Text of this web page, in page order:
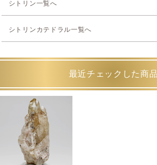
シトリン一覧へ
シトリンカテドラル一覧へ
最近チェックした商品